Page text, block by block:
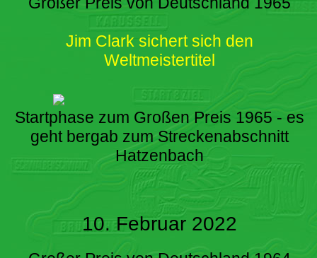
Jim Clark sichert sich den
Weltmeistertitel
Startphase zum Großen Preis 1965 - es
geht bergab zum Streckenabschnitt
Hatzenbach
10. Februar 2022